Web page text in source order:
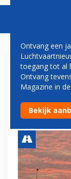
Ontvang een
toegang tot al
Ontvang
Magazine in
Bekijk